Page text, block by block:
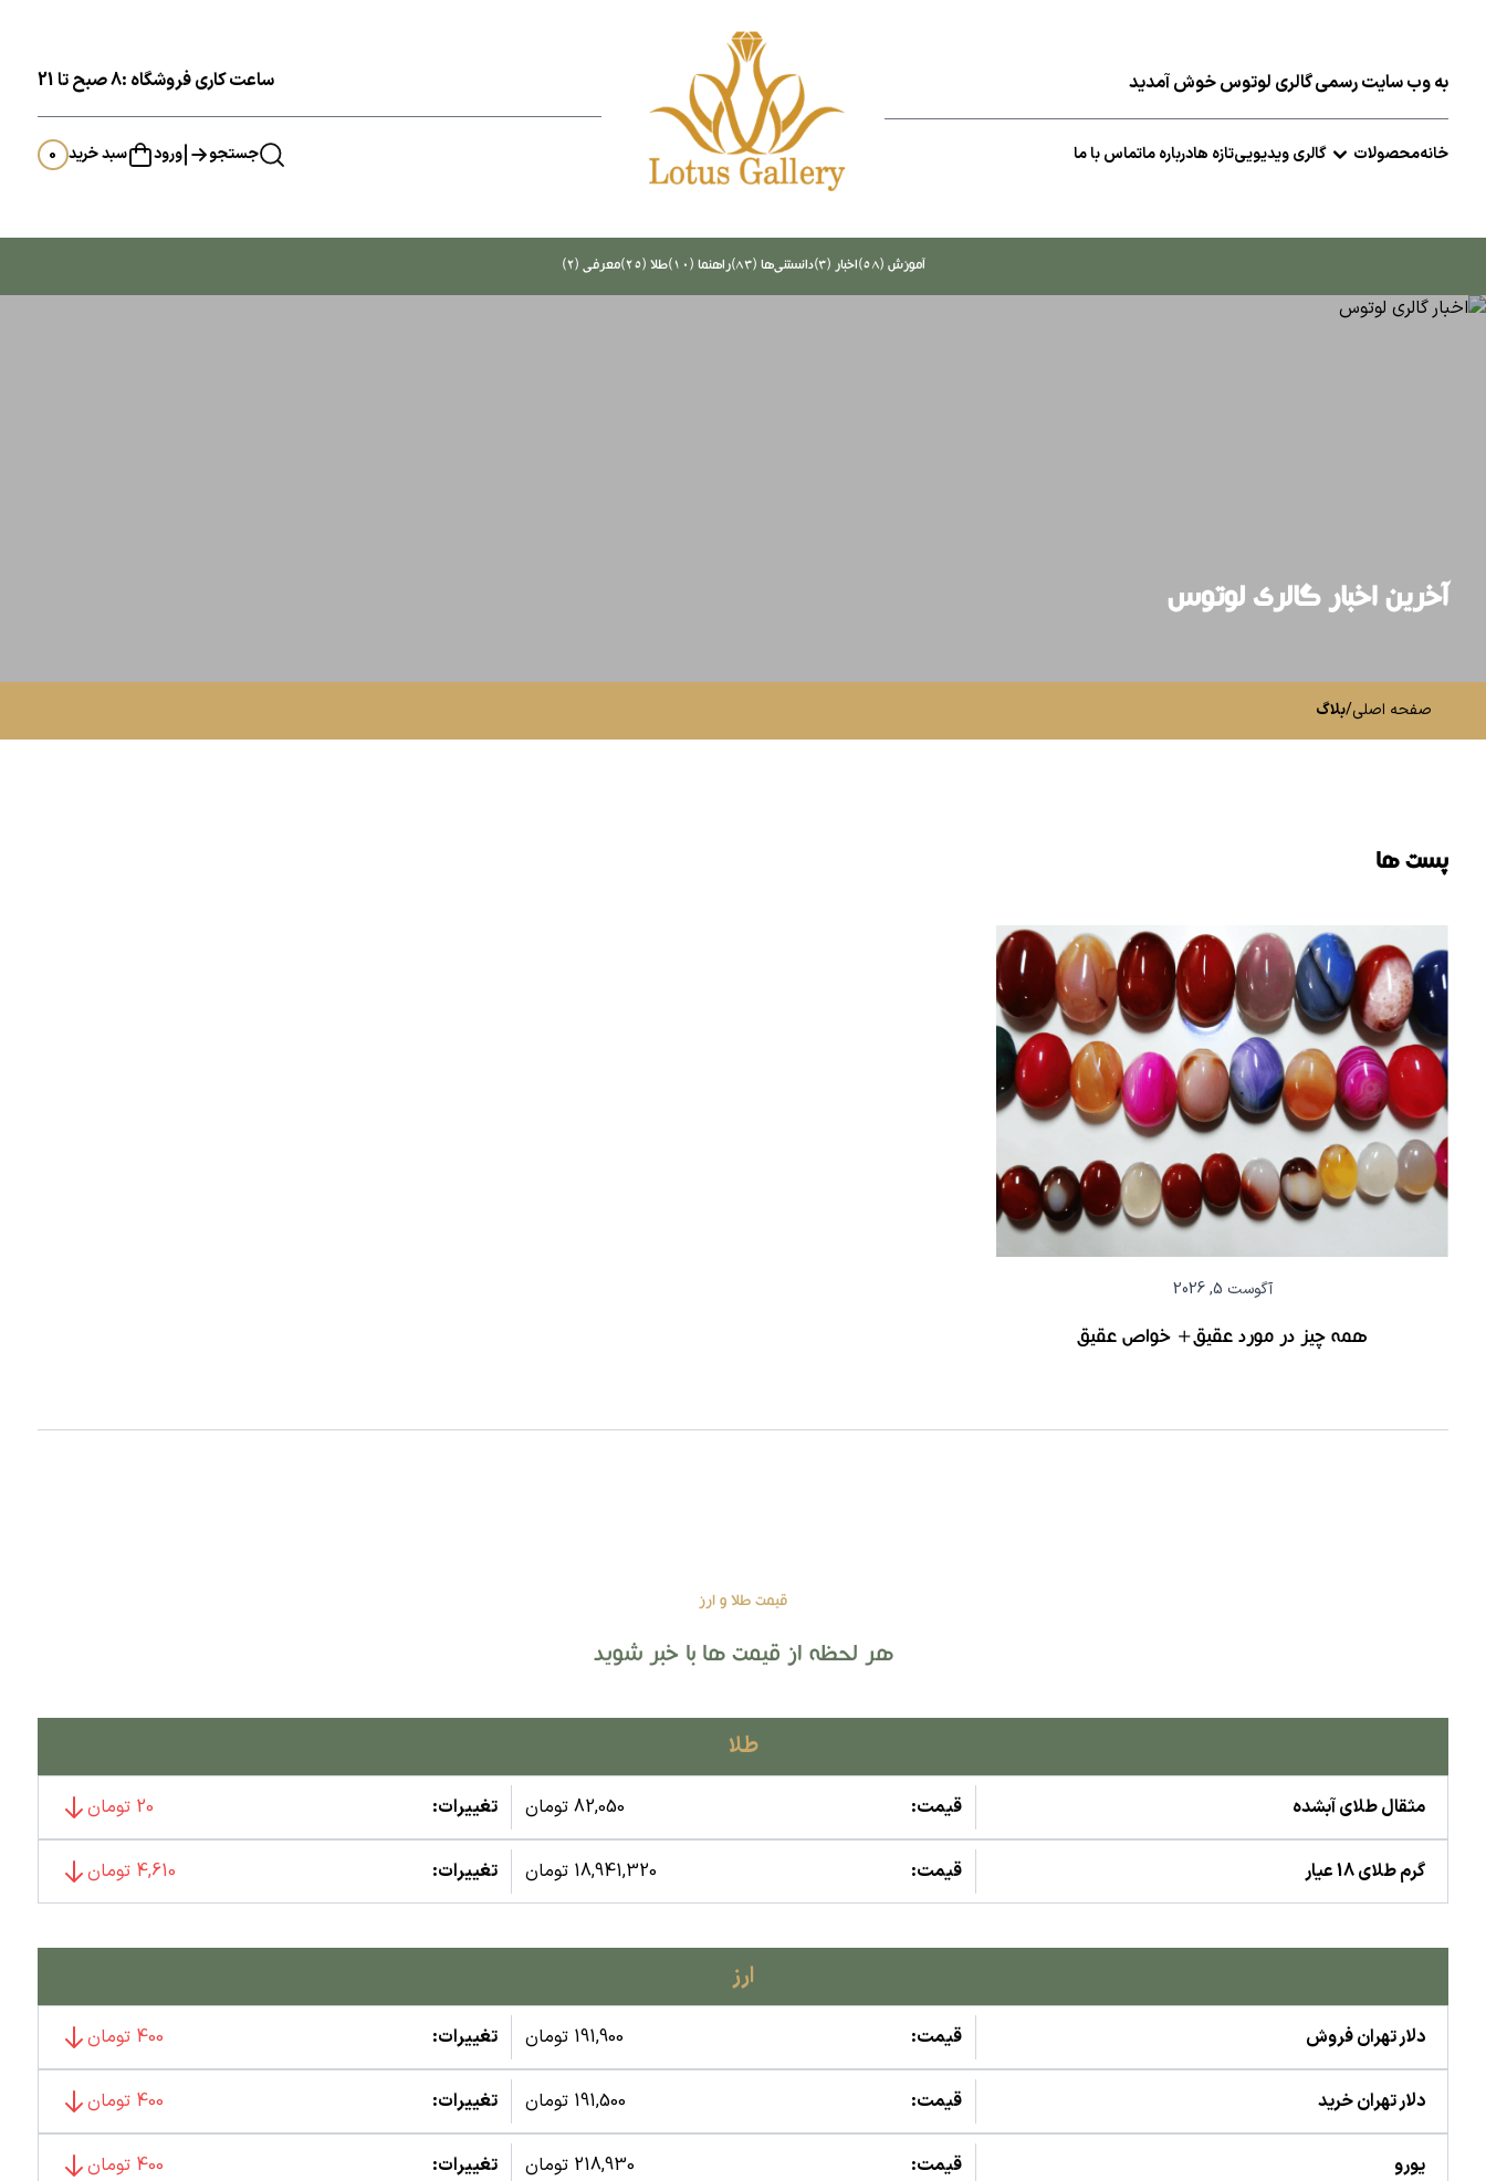
به وب سایت رسمی گالری لوتوس خوش آمدید
خانهمحصولات گالری ویدیوییتازه هادرباره ماتماس با ما
ساعت کاری فروشگاه :8 صبح تا 21
جستجو ورود سبد خرید 0
آموزش (58) اخبار (3) دانستنی‌ها (83) راهنما (10) طلا (25) معرفی (2)
آخرین اخبار گالری لوتوس
صفحه اصلی/بلاگ
پست ها
آگوست 5, 2026
همه چیز در مورد عقیق+ خواص عقیق
قیمت طلا و ارز
هر لحظه از قیمت ها با خبر شوید
طلا
مثقال طلای آبشده قیمت: 82,050 تومان تغییرات: 20 تومان
گرم طلای 18 عیار قیمت: 18,941,320 تومان تغییرات: 4,610 تومان
ارز
دلار تهران فروش قیمت: 191,900 تومان تغییرات: 400 تومان
دلار تهران خرید قیمت: 191,500 تومان تغییرات: 400 تومان
یورو قیمت: 218,930 تومان تغییرات: 400 تومان